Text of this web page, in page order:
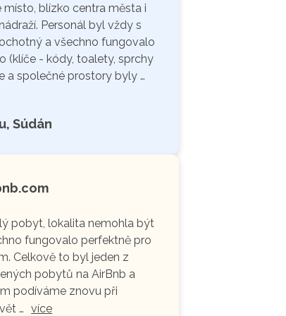
místo, blízko centra města i
Personál byl vždy s
a všechno fungovalo
(klíče - kódy, toalety, sprchy
a společné prostory byly …
Súdán
pobyt, lokalita nemohla být
fungovalo perfektně pro
Celkově to byl jeden z
pobytů na AirBnb a
podíváme znovu při
… více